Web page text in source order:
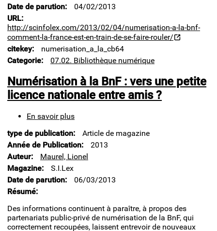
la
est
en
train
de
se
rouler…
Date de parution
04/02/2013
URL
http://scinfolex.com/2013/02/04/numerisation-a-la-bnf-
comment-la-france-est-en-train-de-se-faire-rouler/
citekey
numerisation_a_la_cb64
Categorie
07.02. Bibliothèque numérique
Numérisation à la BnF : vers une petite
licence nationale entre amis ?
En savoir plus
à
la
BnF
:
une
nationale
entre
amis
type de publication
Article de magazine
Année de Publication
2013
Auteur
Maurel, Lionel
Magazine
S.I.Lex
Date de parution
06/03/2013
Résumé
Des informations continuent à paraître, à propos des
partenariats public-privé de numérisation de la BnF, qui
correctement recoupées, laissent entrevoir de nouveaux